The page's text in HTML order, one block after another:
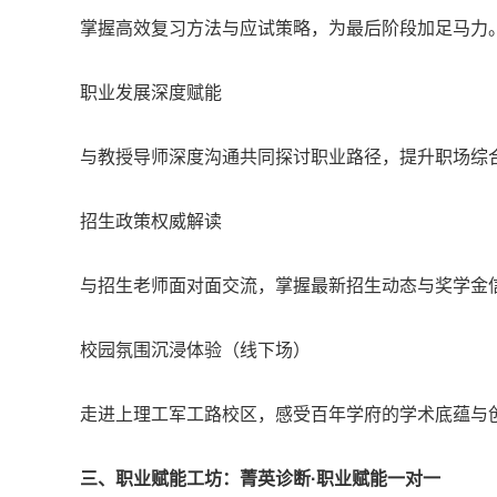
掌握高效复习方法与应试策略，为最后阶段加足马力。
职业发展深度赋能
与教授导师深度沟通共同探讨职业路径，提升职场综
招生政策权威解读
与招生老师面对面交流，掌握最新招生动态与奖学金
校园氛围沉浸体验（线下场）
走进上理工军工路校区，感受百年学府的学术底蕴与
三、职业赋能工坊：菁英诊断·职业赋能一对一